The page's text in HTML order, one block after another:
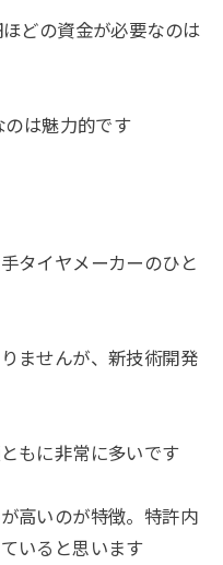
どの資金が必要なのは
のは魅力的です
タイヤメーカーのひと
ませんが、新技術開発
もに非常に多いです
高いのが特徴。特許内
いると思います